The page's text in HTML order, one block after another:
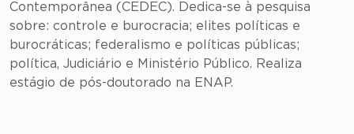
Contemporânea (CEDEC). Dedica-se à pesquisa
sobre: controle e burocracia; elites políticas e
burocráticas; federalismo e políticas públicas;
política, Judiciário e Ministério Público. Realiza
estágio de pós-doutorado na ENAP.